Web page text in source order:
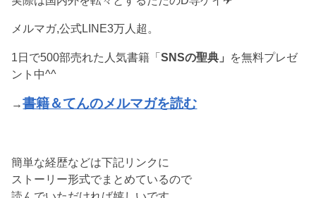
メルマガ,公式LINE3万人超。
1日で500部売れた人気書籍「SNSの聖典」 を無料プレゼ
ント中^^
→書籍＆てんのメルマガを読む
簡単な経歴などは下記リンクに
ストーリー形式でまとめているので